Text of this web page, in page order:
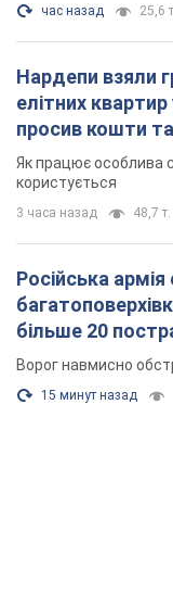
час назад 25,6
Нардепи взяли
елітних
просив кошти
Як працює особлива
користується
3 часа назад 48,7 т.
Російська армія
більше 20
Ворог навмисно
15 минут назад